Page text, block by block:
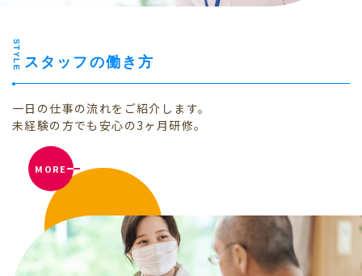
スタッフの働き方
STYLE
一日の仕事の流れをご紹介します。
未経験の方でも安心の3ヶ月研修。
MORE